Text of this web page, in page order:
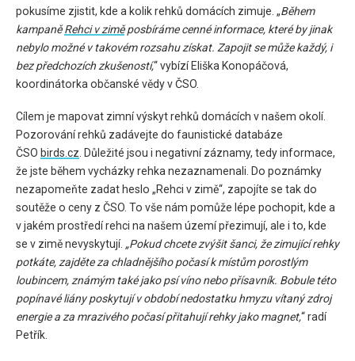
pokusíme zjistit, kde a kolik rehků domácích zimuje. „Během
kampaněRehci v ziměposbíráme cenné informace, které by jinak
nebylo možné v takovém rozsahu získat. Zapojit se může každý, i
bez předchozích zkušeností,“ vybízí Eliška Konopáčová,
koordinátorka občanské vědy v ČSO.
Cílem je mapovat zimní výskyt rehků domácích v našem okolí.
Pozorování rehků zadávejte do faunistické databáze
ČSO birds.cz . Důležité jsou i negativní záznamy, tedy informace,
že jste během vycházky rehka nezaznamenali. Do poznámky
nezapomeňte zadat heslo „Rehci v zimě“, zapojíte se tak do
soutěže o ceny z ČSO. To vše nám pomůže lépe pochopit, kde a
v jakém prostředí rehci na našem území přezimují, ale i to, kde
se v zimě nevyskytují. „Pokud chcete zvýšit šanci, že zimující rehky
potkáte, zajděte za chladnějšího počasí k místům porostlým
loubincem, známým také jako psí víno nebo přísavník. Bobule této
popínavé liány poskytují v období nedostatku hmyzu vítaný zdroj
energie a za mrazivého počasí přitahují rehky jako magnet,“ radí
Petřík.